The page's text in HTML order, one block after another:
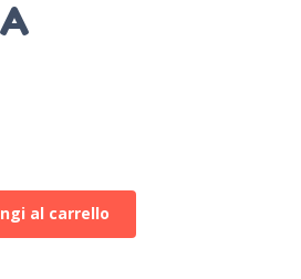
al carrello